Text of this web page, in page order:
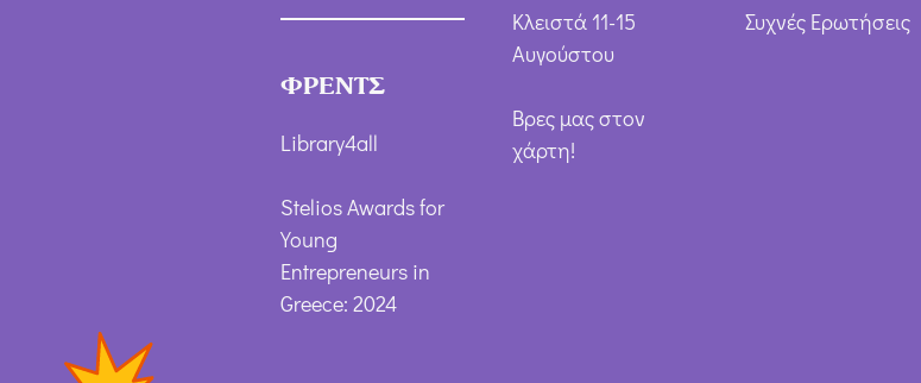
ΦΡΕΝΤΣ
Library4all
Stelios Awards for
Young
Entrepreneurs in
Greece: 2024
Κλειστά 11-15
Αυγούστου
Βρες μας στον
χάρτη!
Συχνές Ερωτήσεις